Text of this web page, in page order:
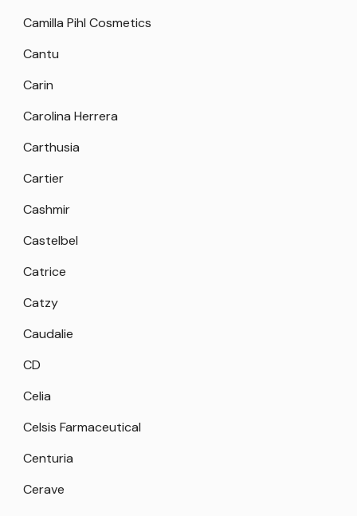
Camilla Pihl Cosmetics
Cantu
Carin
Carolina Herrera
Carthusia
Cartier
Cashmir
Castelbel
Catrice
Catzy
Caudalie
CD
Celia
Celsis Farmaceutical
Centuria
Cerave